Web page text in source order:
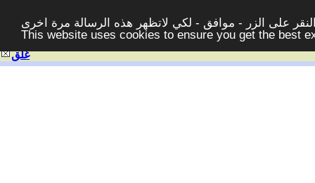
على الزر - موافق - لكي لاتظهر هذه الرسالة مرة اخرى -
This website uses cookies to ensure you get the best
غلق